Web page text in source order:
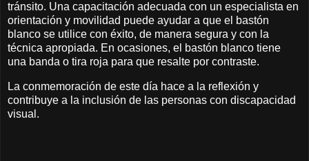
tránsito. Una capacitación adecuada con un especialista en
orientación y movilidad puede ayudar a que el bastón
blanco se utilice con éxito, de manera segura y con la
técnica apropiada. En ocasiones, el bastón blanco tiene
una banda o tira roja para que resalte por contraste.
La conmemoración de este día hace a la reflexión y
contribuye a la inclusión de las personas con discapacidad
visual.